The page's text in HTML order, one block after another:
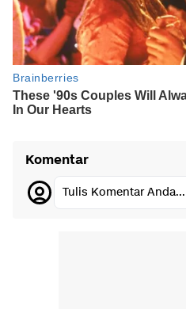
Komentar
Tulis Komentar Anda...